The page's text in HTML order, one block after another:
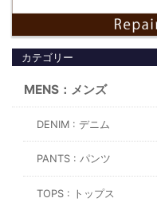
カテゴリー
MENS：メンズ
DENIM : デニム
PANTS : パンツ
TOPS : トップス